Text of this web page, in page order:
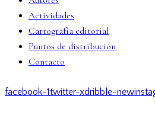
Actividades
Cartografía editorial
Puntos de distribución
Contacto
facebook-1twitter-xdribble-new